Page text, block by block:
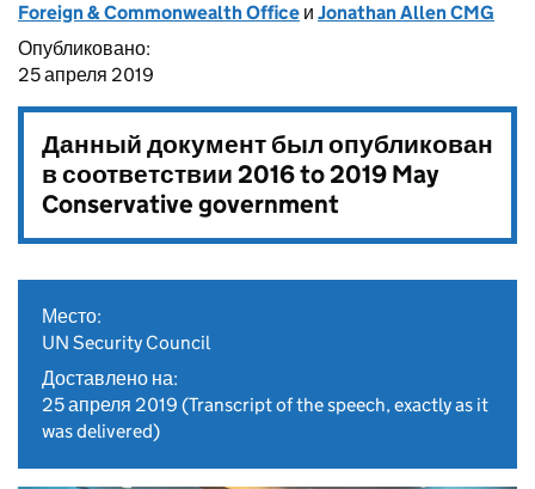
Foreign & Commonwealth Office и Jonathan Allen CMG
Опубликовано:
25 апреля 2019
Данный документ был опубликован
в соответствии2016 to 2019 May
Conservative government
Место:
UN Security Council
Доставлено на:
25 апреля 2019 (Transcript of the speech, exactly as it
was delivered)